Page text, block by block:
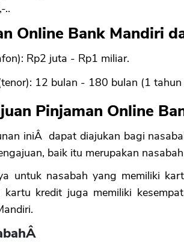
..
Online Bank Mandiri
Rp2 juta - Rp1 miliar.
12 bulan - 180 bulan (1
Pinjaman Online
iniÂ dapat diajukan bagi
baik itu merupakan nasabah
untuk nasabah yang memiliki
kredit juga memiliki